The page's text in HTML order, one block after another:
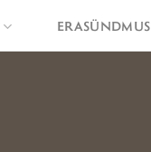
ERASÜNDMUS